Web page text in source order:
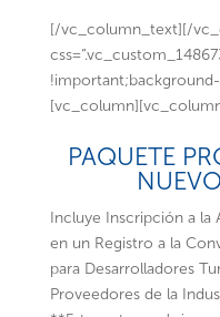
[/vc_column_text][/
PAQUETE
Incluye Inscripción a la
en un Registro a la
para Desarrolladores
Proveedores de la